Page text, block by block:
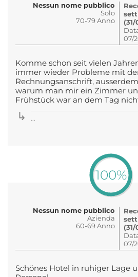
Nessun nome pubblico
Solo
70-79 Anno
07/
Komme schon seit vielen
immer wieder Probleme mit
Rechnungsanschrift,
warum man mir ein Zimmer
Frühstück war an dem Tag
100%
Nessun nome pubblico
Azienda
60-69 Anno
07/
Schönes Hotel in ruhiger Lage